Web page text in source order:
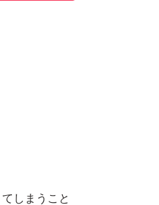
しまうこと